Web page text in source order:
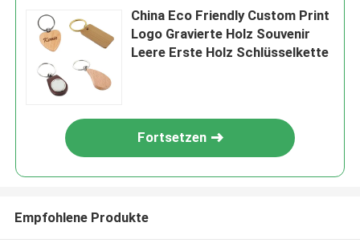
China Eco Friendly Custom Print
Logo Gravierte Holz Souvenir
Leere Erste Holz Schlüsselkette
Fortsetzen
Empfohlene Produkte